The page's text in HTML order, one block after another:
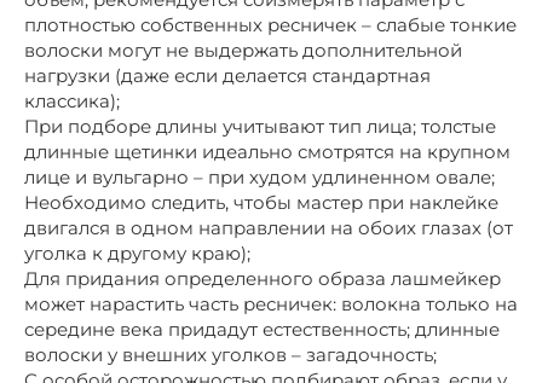
плотностью собственных ресничек – слабые тонкие
волоски могут не выдержать дополнительной
нагрузки (даже если делается стандартная
классика);
При подборе длины учитывают тип лица; толстые
длинные щетинки идеально смотрятся на крупном
лице и вульгарно – при худом удлиненном овале;
Необходимо следить, чтобы мастер при наклейке
двигался в одном направлении на обоих глазах (от
уголка к другому краю);
Для придания определенного образа лашмейкер
может нарастить часть ресничек: волокна только на
середине века придадут естественность; длинные
волоски у внешних уголков – загадочность;